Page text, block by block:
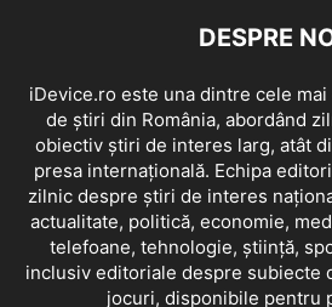
DESPRE
iDevice.ro este una dintre cele
de știri din România, abordând
obiectiv știri de interes larg, atât
presa internațională. Echipa
zilnic despre știri de interes
actualitate, politică, economie,
telefoane, tehnologie, știință,
inclusiv editoriale despre subiecte
jocuri, disponibile pentru